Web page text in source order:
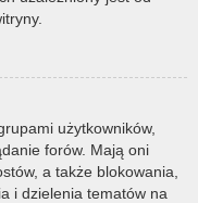
użytkowników,
forów. Mają oni
a także blokowania,
i dzielenia tematów na